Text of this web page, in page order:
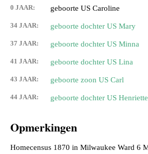
0 JAAR: geboorte US Caroline
34 JAAR: geboorte dochter US Mary
37 JAAR: geboorte dochter US Minna
41 JAAR: geboorte dochter US Lina
43 JAAR: geboorte zoon US Carl
44 JAAR: geboorte dochter US Henriette
Opmerkingen